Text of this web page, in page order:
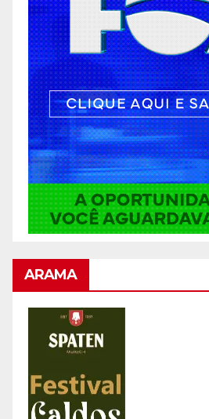
ARAMA